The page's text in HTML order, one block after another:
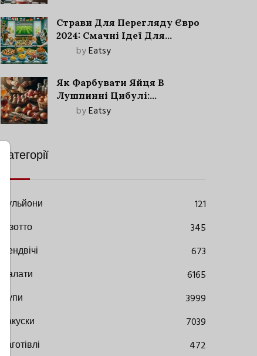
Страви Для Перегляду Євро
2024: Смачні Ідеї Для
Футбольного Свята
byEatsy
Як Фарбувати Яйця В
Лушпинні Цибулі:
Старовинний Метод З
byEatsy
Категорії
Бульйони
121
Різотто
345
Сендвічі
673
Салати
6165
Супи
3999
Закуски
7039
Заготівлі
472